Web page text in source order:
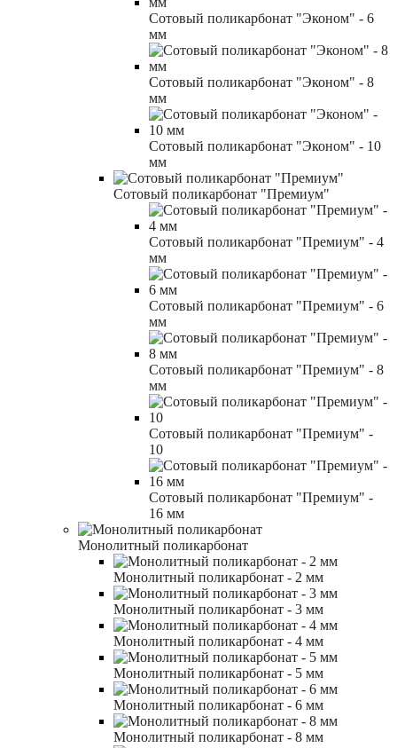
Сотовый поликарбонат "Эконом" - 6
мм
Сотовый поликарбонат "Эконом" - 8
мм
Сотовый поликарбонат "Эконом" - 10
мм
Сотовый поликарбонат "Премиум"
Сотовый поликарбонат "Премиум" - 4
мм
Сотовый поликарбонат "Премиум" - 6
мм
Сотовый поликарбонат "Премиум" - 8
мм
Сотовый поликарбонат "Премиум" -
10
Сотовый поликарбонат "Премиум" -
16 мм
Монолитный поликарбонат
Монолитный поликарбонат - 2 мм
Монолитный поликарбонат - 3 мм
Монолитный поликарбонат - 4 мм
Монолитный поликарбонат - 5 мм
Монолитный поликарбонат - 6 мм
Монолитный поликарбонат - 8 мм